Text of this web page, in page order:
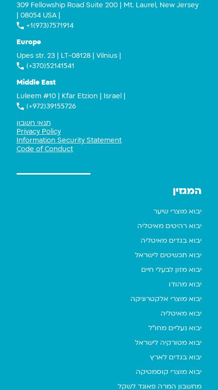
309 Fellowship Road Suite 200 | Mt. Laurel, New Jersey
| 08054 USA |
+1(973)7571914
Europe
Upes str. 23 | LT-08128 | Vilnius |
(+370)52141541
Middle East
Luleem #10 | Kfar Etzion | Israel |
(+972)39155726
תנאי חשבון
Privacy Policy
Information Security Statement
Code of Conduct
המגזין
יבוא מוצרי שיער
יבוא רהיטים מאיטליה
יבוא בגדים מאיטליה
יבוא תכשיטים לישראל
יבוא מזון לבעלי חיים
יבוא מהודו
יבוא מוצרי אלקטרוניקה
יבוא מאיטליה
יבוא נעליים מחו"ל
יבוא מטורקיה לישראל
יבוא בגדים לארץ
יבוא מוצרי קוסמטיקה
מחשבון המרה פאונד לשקל